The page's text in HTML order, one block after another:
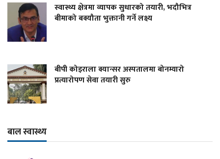
स्वास्थ्य क्षेत्रमा व्यापक सुधारको तयारी, भदौभित्र
बीमाको बक्यौता भुक्तानी गर्ने लक्ष्य
बीपी कोइराला क्यान्सर अस्पतालमा बोनम्यारो
प्रत्यारोपण सेवा तयारी सुरु
बाल स्वास्थ्य